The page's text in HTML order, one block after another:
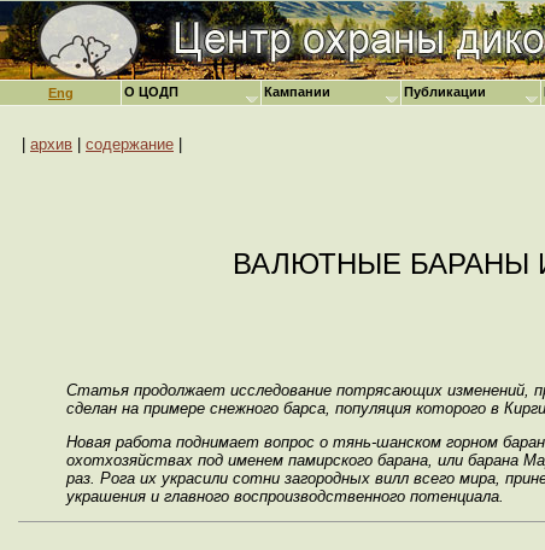
Eng
архив содержание
ВАЛЮТНЫЕ БАРАНЫ
Статья продолжает исследование потрясающих изменений,
сделан на примере снежного барса, популяция которого в
Новая работа поднимает вопрос о тянь-шанском горном
охотхозяйствах под именем памирского барана, или
раз. Рога их украсили сотни загородных вилл всего мира,
украшения и главного воспроизводственного потенциала.
О ЦОДП Кампании Публикации